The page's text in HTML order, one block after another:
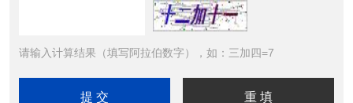
请输入计算结果（填写阿拉伯数字），如：三加四=7